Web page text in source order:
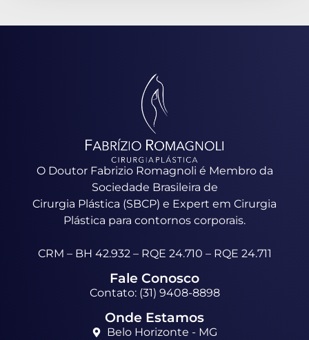
O Doutor Fabrizio Romagnoli é Membro da
Sociedade Brasileira de
Cirurgia Plástica (SBCP) e Expert em Cirurgia
Plástica para contornos corporais.
CRM – BH 42.932 – RQE 24.710 – RQE 24.711
Fale Conosco
Contato: (31) 9408-8898
Onde Estamos
Belo Horizonte - MG